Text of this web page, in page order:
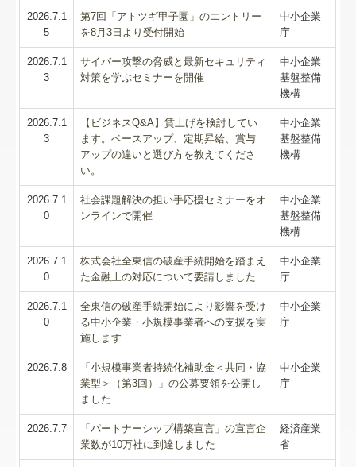
FX4クラウド
病院・診療所の皆様へ
補助金・助成金・融資情報
関与先向け融資商品ご紹介
経営者お役立ち情報
社会福祉法人会計Q&A
経営革新等支援機関とは
経営改善計画の策定支援
経営改善オンデマンド講座
2026.7.1
5
第7回「アトツギ甲子園」のエントリー
を8月3日より受付開始
中小企業
庁
2026.7.1
3
サイバー攻撃の脅威と最新セキュリティ
対策を学ぶセミナーを開催
中小企業
基盤整備
機構
2026.7.1
3
【ビジネスQ&A】賃上げを検討してい
ます。ベースアップ、定期昇給、賞与
アップの違いと選び方を教えてくださ
い。
中小企業
基盤整備
機構
2026.7.1
0
社会課題解決の担い手応援セミナーをオ
ンラインで開催
中小企業
基盤整備
機構
2026.7.1
0
株式会社全東信の破産手続開始を踏まえ
た金融上の対応について要請しました
中小企業
庁
2026.7.1
0
全東信の破産手続開始により影響を受け
る中小企業・小規模事業者への支援を実
施します
中小企業
庁
2026.7.8
「小規模事業者持続化補助金＜共同・協
業型＞（第3回）」の公募要領を公開し
ました
中小企業
庁
2026.7.7
「パートナーシップ構築宣言」の宣言企
業数が10万社に到達しました
経済産業
省